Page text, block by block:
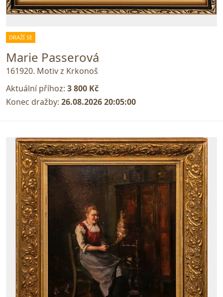
DRAŽÍ SE
Marie Passerová
161920. Motiv z Krkonoš
Aktuální příhoz: 3 800 Kč
Konec dražby: 26.08.2026 20:05:00